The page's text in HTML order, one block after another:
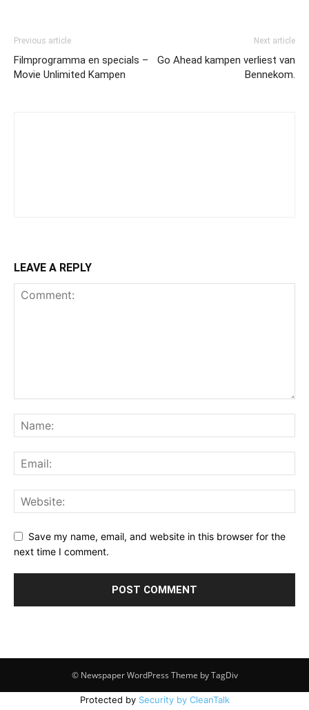
Previous article
Filmprogramma en specials –
Movie Unlimited Kampen
Next article
Go Ahead kampen verliest van
Bennekom.
LEAVE A REPLY
Save my name, email, and website in this browser for the
next time I comment.
© Newspaper WordPress Theme by TagDiv
Protected by Security by CleanTalk